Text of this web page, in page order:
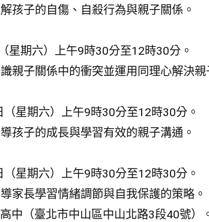
孩子的自傷、自殺行為與親子關係。
星期六）上午9時30分至12時30分。
親子關係中的衝突並運用同理心解決親
星期六）上午9時30分至12時30分。
孩子的成長與學習有效的親子溝通。
星期六）上午9時30分至12時30分。
家長學習情緒調節與自我保護的策略。
中（臺北市中山區中山北路3段40號）